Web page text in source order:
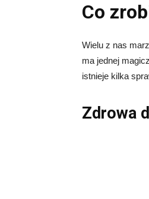
Co
Wielu z nas
ma jednej
istnieje kilka
Zdrowa